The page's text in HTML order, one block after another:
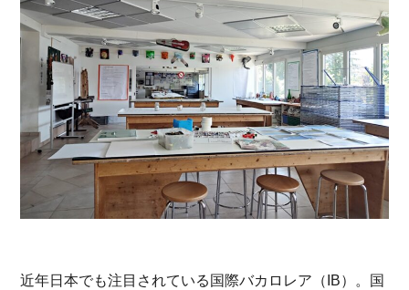
近年日本でも注目されている国際バカロレア（IB）。国